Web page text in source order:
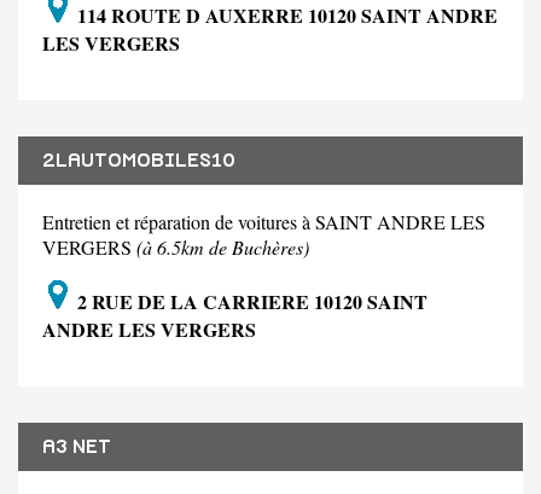
114 ROUTE D AUXERRE 10120 SAINT ANDRE
LES VERGERS
2LAUTOMOBILES10
Entretien et réparation de voitures à SAINT ANDRE LES
VERGERS (à 6.5km de Buchères)
2 RUE DE LA CARRIERE 10120 SAINT
ANDRE LES VERGERS
A3 NET